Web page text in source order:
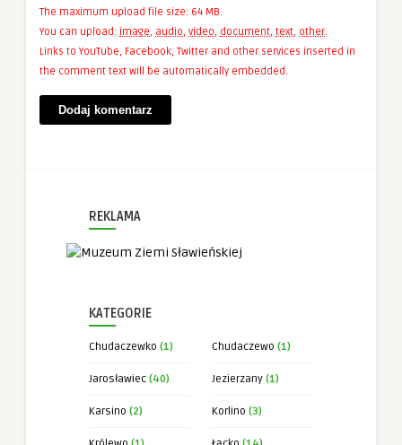
The maximum upload file size: 64 MB.
You can upload: image, audio, video, document, text, other.
Links to YouTube, Facebook, Twitter and other services inserted in
the comment text will be automatically embedded.
REKLAMA
KATEGORIE
Chudaczewko (1) Chudaczewo (1)
Jarosławiec (40) Jezierzany (1)
Karsino (2) Korlino (3)